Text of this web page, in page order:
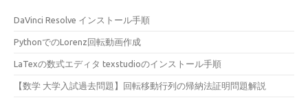
DaVinci Resolve インストール手順
PythonでのLorenz回転動画作成
LaTexの数式エディタ texstudioのインストール手順
【数学 大学入試過去問題】回転移動行列の帰納法証明問題解説